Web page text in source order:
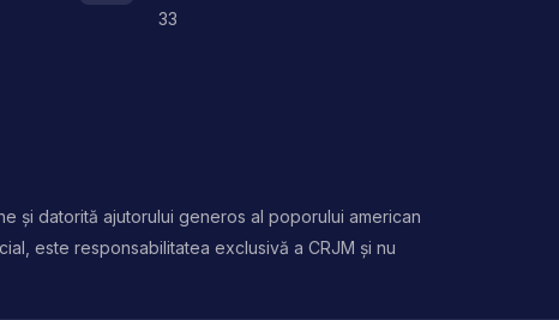
33
și datorită ajutorului generos al poporului american
este responsabilitatea exclusivă a CRJM și nu